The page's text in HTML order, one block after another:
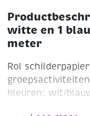
witte en 1
meter
Rol
kleuren: wit/